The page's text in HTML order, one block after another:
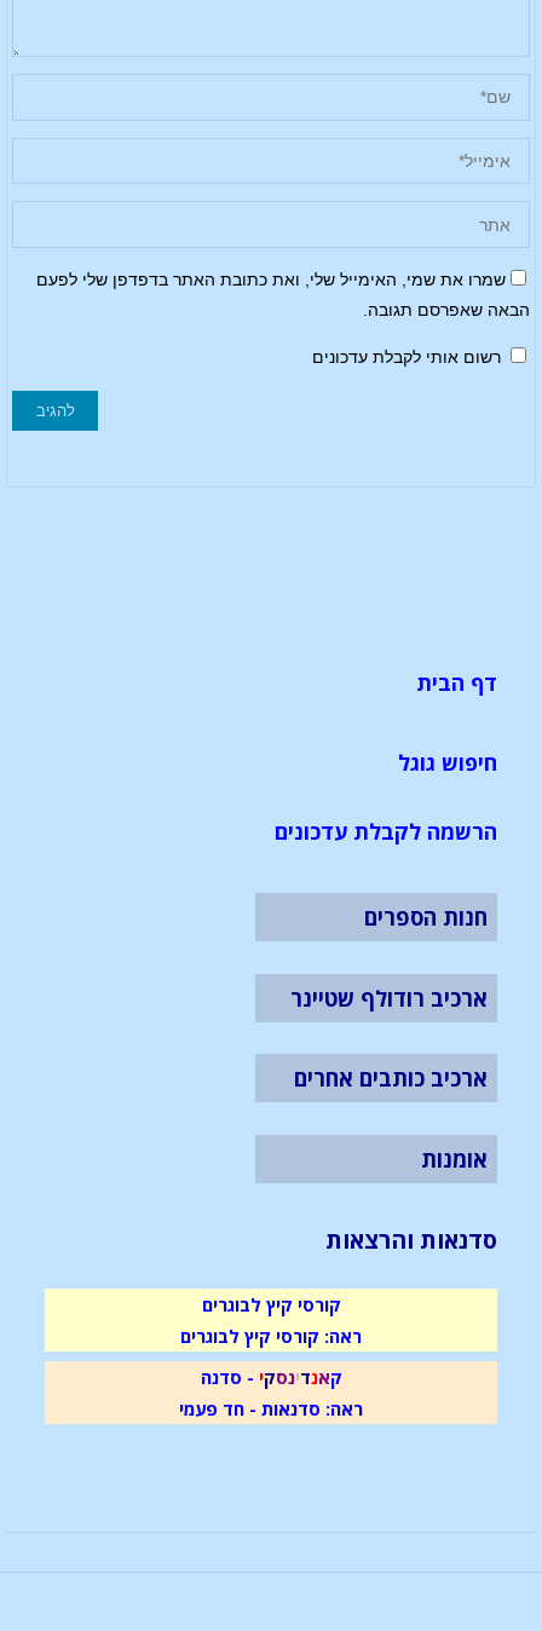
שמרו את שמי, האימייל שלי, ואת כתובת האתר בדפדפן שלי לפעם
הבאה שאפרסם תגובה.
רשום אותי לקבלת עדכונים
דף הבית
חיפוש גוגל
הרשמה לקבלת עדכונים
חנות הספרים
ארכיב רודולף שטיינר
ארכיב כותבים אחרים
אומנות
סדנאות והרצאות
קורסי קיץ לבוגרים
ראה: קורסי קיץ לבוגרים
קאנדינסקי - סדנה
ראה: סדנאות - חד פעמי